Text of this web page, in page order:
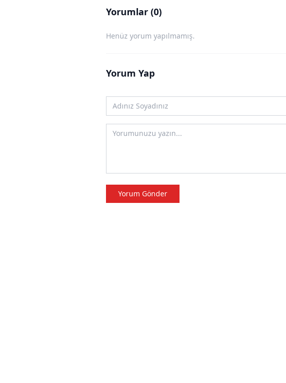
Yorumlar (0)
Henüz yorum yapılmamış.
Yorum Yap
Yorum Gönder